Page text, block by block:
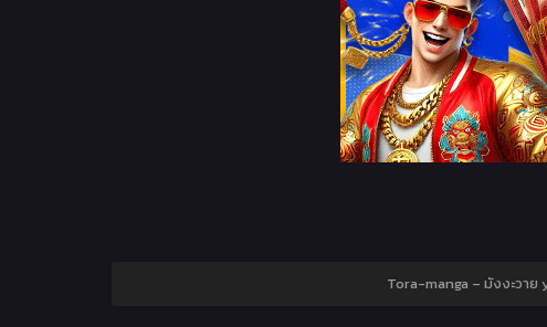
Tora-manga – มังงะวาย